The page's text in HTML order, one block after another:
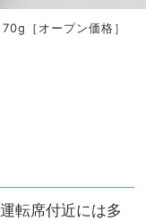
［オープン価格］
転席付近には多